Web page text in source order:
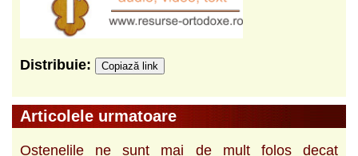
Distribuie: Copiază link
Articolele urmatoare
Ostenelile ne sunt mai de mult folos decat